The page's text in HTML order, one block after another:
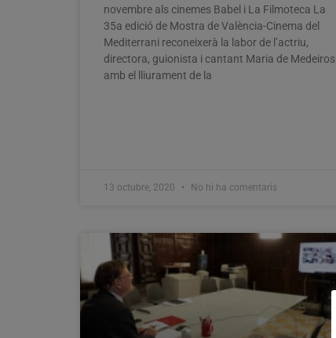
novembre als cinemes Babel i La Filmoteca La
35a edició de Mostra de València-Cinema del
Mediterrani reconeixerà la labor de l’actriu,
directora, guionista i cantant Maria de Medeiros
amb el lliurament de la
13 octubre, 2020 No hi ha comentaris